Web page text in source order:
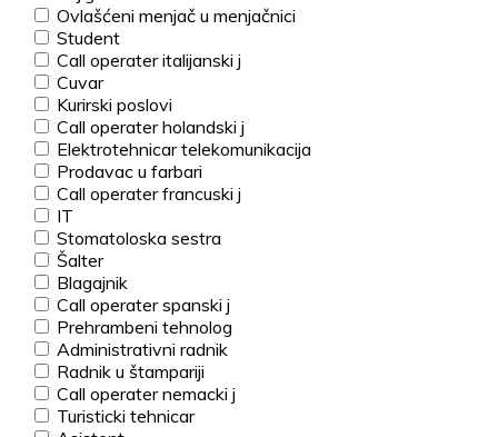
Ovlašćeni menjač u menjačnici
Student
Call operater italijanski j
Cuvar
Kurirski poslovi
Call operater holandski j
Elektrotehnicar telekomunikacija
Prodavac u farbari
Call operater francuski j
IT
Stomatoloska sestra
Šalter
Blagajnik
Call operater spanski j
Prehrambeni tehnolog
Administrativni radnik
Radnik u štampariji
Call operater nemacki j
Turisticki tehnicar